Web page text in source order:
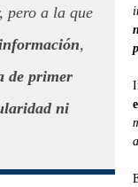
pero a la que
,
de primer
ni